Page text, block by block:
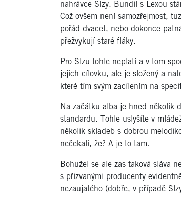
nahrávce Slzy. Bundil s Lexou
Což ovšem není samozřejmost,
pořád dvacet, nebo dokonce
přežvykují staré fláky.
Pro Slzu tohle neplatí a v tom
jejich cílovku, ale je složený a
které tím svým zacílením na
Na začátku alba je hned několik
standardu. Tohle uslyšíte v
několik skladeb s dobrou
nečekali, že? A je to tam.
Bohužel se ale zas taková sláva
s přizvanými producenty
nezaujatého (dobře, v případě